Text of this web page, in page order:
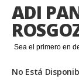
ADI
Sea el primero en
No Está
de
la
galería
de